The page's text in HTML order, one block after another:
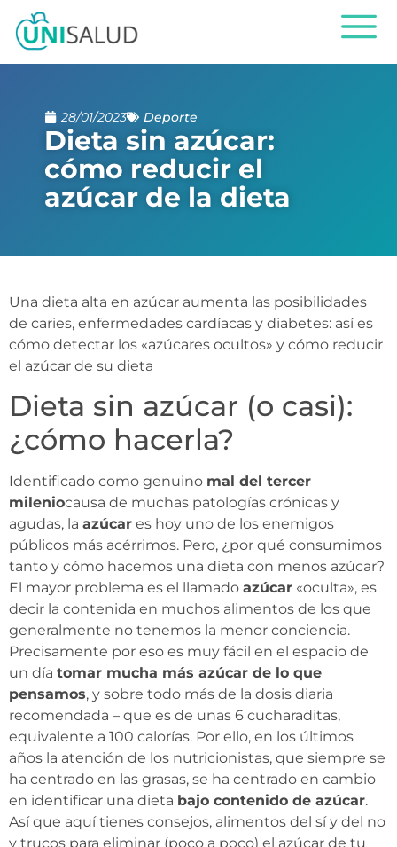
28/01/2023 Deporte
Dieta sin azúcar:
cómo reducir el
azúcar de la dieta
Una dieta alta en azúcar aumenta las posibilidades
de caries, enfermedades cardíacas y diabetes: así es
cómo detectar los «azúcares ocultos» y cómo reducir
el azúcar de su dieta
Dieta sin azúcar (o casi):
¿cómo hacerla?
Identificado como genuino mal del tercer
mileniocausa de muchas patologías crónicas y
agudas, la azúcar es hoy uno de los enemigos
públicos más acérrimos. Pero, ¿por qué consumimos
tanto y cómo hacemos una dieta con menos azúcar?
El mayor problema es el llamado azúcar «oculta», es
decir la contenida en muchos alimentos de los que
generalmente no tenemos la menor conciencia.
Precisamente por eso es muy fácil en el espacio de
un día tomar mucha más azúcar de lo que
pensamos, y sobre todo más de la dosis diaria
recomendada – que es de unas 6 cucharaditas,
equivalente a 100 calorías. Por ello, en los últimos
años la atención de los nutricionistas, que siempre se
ha centrado en las grasas, se ha centrado en cambio
en identificar una dieta bajo contenido de azúcar.
Así que aquí tienes consejos, alimentos del sí y del no
y trucos para eliminar (poco a poco) el azúcar de tu